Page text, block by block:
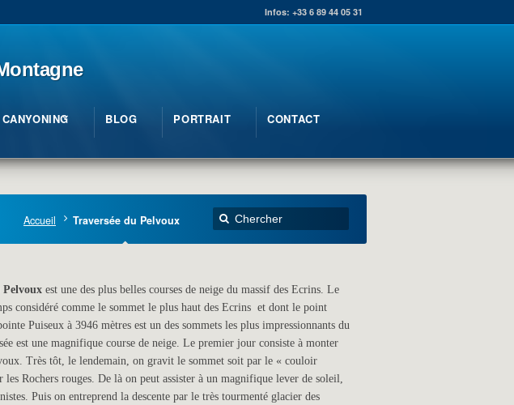
Infos: +33 6 89 44 05 31
CANYONING BLOG PORTRAIT CONTACT
Accueil Traversée du Pelvoux
Pelvoux est une des plus belles courses de neige du massif des Ecrins. Le
considéré comme le sommet le plus haut des Ecrins et dont le point
Puiseux à 3946 mètres est un des sommets les plus impressionnants du
est une magnifique course de neige. Le premier jour consiste à monter
Très tôt, le lendemain, on gravit le sommet soit par le « couloir
les Rochers rouges. De là on peut assister à un magnifique lever de soleil,
Puis on entreprend la descente par le très tourmenté glacier des